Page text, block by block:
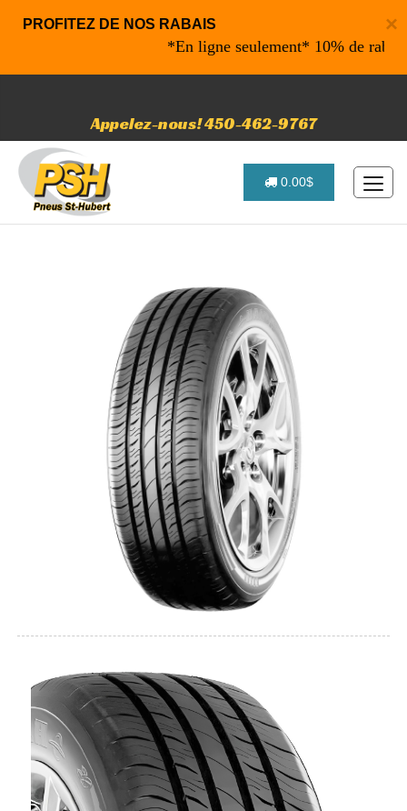
×
PROFITEZ DE NOS RABAIS
*En ligne seulement* 10% de rabais
Appelez-nous! 450-462-9767
0.00$